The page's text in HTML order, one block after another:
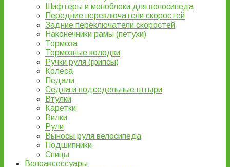
Шифтеры и моноблоки для велосипеда
Передние переключатели скоростей
Задние переключатели скоростей
Наконечники рамы (петухи)
Тормоза
Тормозные колодки
Ручки руля (грипсы)
Колеса
Педали
Седла и подседельные штыри
Втулки
Каретки
Вилки
Рули
Выносы руля велосипеда
Подшипники
Спицы
Велоаксессуары